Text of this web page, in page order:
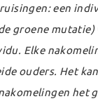
een
groene
Elke
ouders. Het
het